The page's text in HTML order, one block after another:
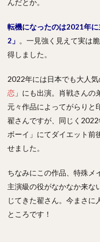
んだとか。
転機になったのは2021年
2」 。一見強く見えて実は
得しました。
2022年には日本でも大人気
恋 」にも出演。肖戦さんの
元々作品によってがらりと
翟さんですが、同じく
ボーイ」にてダイエット前
せました。
ちなみにこの作品、特殊メ
主演級の役がなかなか来な
じてきた翟さん。今まさに
ところです！